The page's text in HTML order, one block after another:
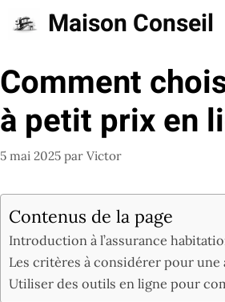
Maison Conseil
Comment
à petit prix en
5 mai 2025 par Victor
Contenus de la page
Introduction à l’assurance
Les critères à considérer pour une
Utiliser des outils en ligne pour